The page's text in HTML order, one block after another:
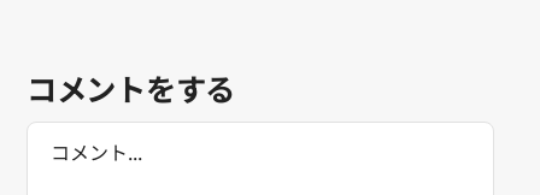
コメントをする
Comment